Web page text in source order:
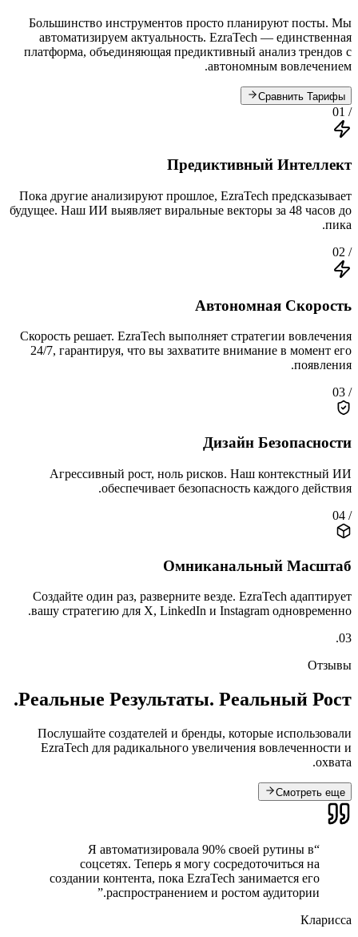
Большинство инструментов просто планируют посты. Мы
автоматизируем актуальность. EzraTech — единственная
платформа, объединяющая предиктивный анализ трендов с
автономным вовлечением.
Сравнить Тарифы
/ 01
Предиктивный Интеллект
Пока другие анализируют прошлое, EzraTech предсказывает
будущее. Наш ИИ выявляет виральные векторы за 48 часов до
пика.
/ 02
Автономная Скорость
Скорость решает. EzraTech выполняет стратегии вовлечения
24/7, гарантируя, что вы захватите внимание в момент его
появления.
/ 03
Дизайн Безопасности
Агрессивный рост, ноль рисков. Наш контекстный ИИ
обеспечивает безопасность каждого действия.
/ 04
Омниканальный Масштаб
Создайте один раз, разверните везде. EzraTech адаптирует
вашу стратегию для X, LinkedIn и Instagram одновременно.
03.
Отзывы
Реальные Результаты. Реальный Рост.
Послушайте создателей и бренды, которые использовали
EzraTech для радикального увеличения вовлеченности и
охвата.
Смотреть еще
“
Я автоматизировала 90% своей рутины в
соцсетях. Теперь я могу сосредоточиться на
создании контента, пока EzraTech занимается его
распространением и ростом аудитории.
”
Кларисса